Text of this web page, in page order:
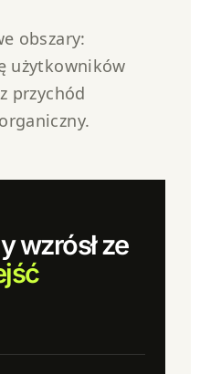
obszary:
użytkowników
przychód
wzrósł ze